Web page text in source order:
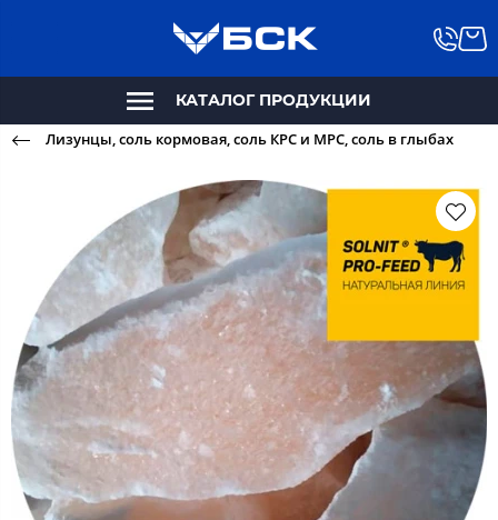
КАТАЛОГ ПРОДУКЦИИ
Лизунцы, соль кормовая, соль КРС и МРС, соль в глыбах